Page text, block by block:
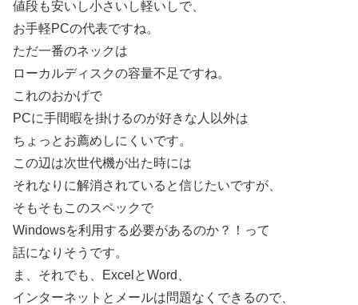
値段も安いし小さいし軽いしで、
お手軽PCの代表ですね。
ただ一番のネックは
ローカルディスクの容量不足ですね。
これのおかげで
PCに手間暇を掛けるのが好きな人以外は
ちょっとお薦めしにくいです。
この辺は次世代機が出た時には
それなりに解消されていると信じたいですが、
そもそもこのスペックで
Windowsを利用する必要があるのか？！って
話になりそうです。
ま、それでも、ExcelとWord、
インターネットとメールは問題なくできるので、